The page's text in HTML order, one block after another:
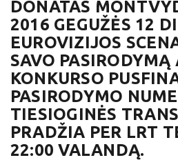
DONATAS
2016 GEGUŽĖS 12
EUROVIZIJOS
SAVO
KONKURSO
PASIRODYMO
TIESIOGINĖS
PRADŽIA PER LRT
22:00 VALANDĄ.